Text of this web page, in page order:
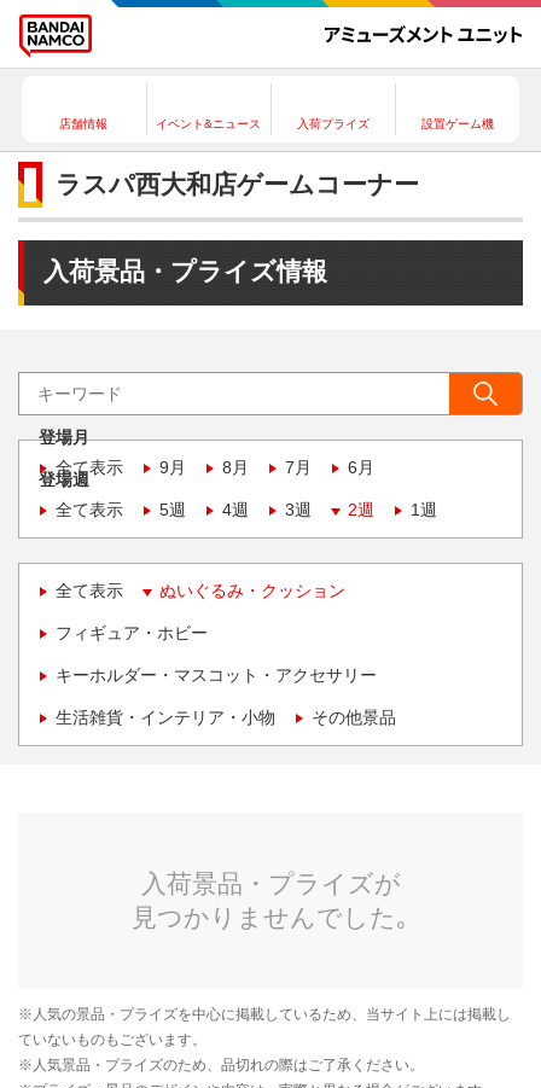
店舗情報 イベント&ニュース 入荷プライズ 設置ゲーム機
ラスパ西大和店ゲームコーナー
入荷景品・プライズ情報
登場月
全て表示
9月 8月 7月 6月
登場週
全て表示
5週 4週 3週 2週 1週
全て表示 ぬいぐるみ・クッション
フィギュア・ホビー
キーホルダー・マスコット・アクセサリー
生活雑貨・インテリア・小物 その他景品